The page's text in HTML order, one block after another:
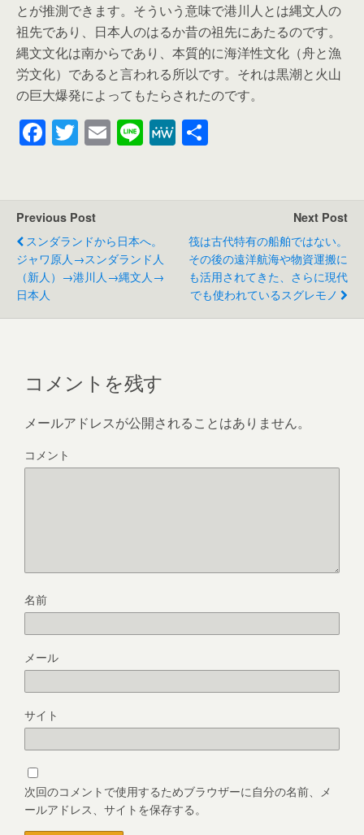
とが推測できます。そういう意味で港川人とは縄文人の
祖先であり、日本人のはるか昔の祖先にあたるのです。
縄文文化は南からであり、本質的に海洋性文化（舟と漁
労文化）であると言われる所以です。それは黒潮と火山
の巨大爆発によってもたらされたのです。
F
a
e
b
o
o
k
T
wi
er
E
m
Li
n
M
e
Previous Post
スンダランドから日本へ。
ジャワ原人→スンダランド人
（新人）→港川人→縄文人→
日本人
Next Post
筏は古代特有の船舶ではない。
その後の遠洋航海や物資運搬に
も活用されてきた、さらに現代
でも使われているスグレモノ
コメントを残す
メールアドレスが公開されることはありません。
コメント
名前
メール
サイト
次回のコメントで使用するためブラウザーに自分の名前、メ
ールアドレス、サイトを保存する。